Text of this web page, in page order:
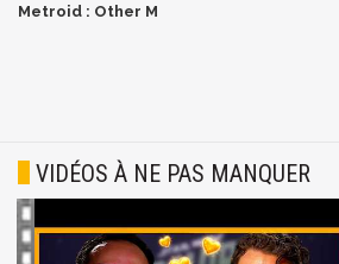
Metroid : Other M
VIDÉOS À NE PAS MANQUER